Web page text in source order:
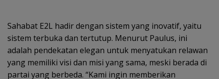
Sahabat E2L hadir dengan sistem yang inovatif, yaitu
sistem terbuka dan tertutup. Menurut Paulus, ini
adalah pendekatan elegan untuk menyatukan relawan
yang memiliki visi dan misi yang sama, meski berada di
partai yang berbeda. “Kami ingin memberikan